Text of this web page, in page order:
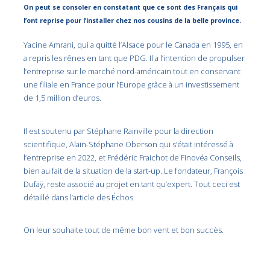
On peut se consoler en constatant que ce sont des Français qui
l’ont reprise pour l’installer chez nos cousins de la belle province.
Yacine Amrani, qui a quitté l’Alsace pour le Canada en 1995, en
a repris les rênes en tant que PDG. Il a l’intention de propulser
l’entreprise sur le marché nord-américain tout en conservant
une filiale en France pour l’Europe grâce à un investissement
de 1,5 million d’euros.
Il est soutenu par Stéphane Rainville pour la direction
scientifique, Alain-Stéphane Oberson qui s’était intéressé à
l’entreprise en 2022, et Frédéric Fraichot de Finovéa Conseils,
bien au fait de la situation de la start-up. Le fondateur, François
Dufaÿ, reste associé au projet en tant qu’expert. Tout ceci est
détaillé dans l’article des Échos.
On leur souhaite tout de même bon vent et bon succès.